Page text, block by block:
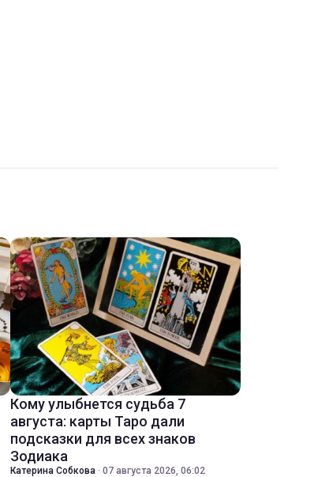
Кому улыбнется судьба 7
августа: карты Таро дали
подсказки для всех знаков
Зодиака
Катерина Собкова · 07 августа 2026, 06:02